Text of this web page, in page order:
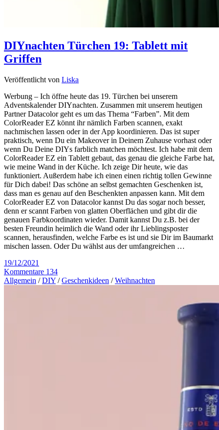
DIYnachten Türchen 19: Tablett mit
Griffen
Veröffentlicht von Liska
Werbung – Ich öffne heute das 19. Türchen bei unserem
Adventskalender DIYnachten. Zusammen mit unserem heutigen
Partner Datacolor geht es um das Thema “Farben”. Mit dem
ColorReader EZ könnt ihr nämlich Farben scannen, exakt
nachmischen lassen oder in der App koordinieren. Das ist super
praktisch, wenn Du ein Makeover in Deinem Zuhause vorhast oder
wenn Du Deine DIYs farblich matchen möchtest. Ich habe mit dem
ColorReader EZ ein Tablett gebaut, das genau die gleiche Farbe hat,
wie meine Wand in der Küche. Ich zeige Dir heute, wie das
funktioniert. Außerdem habe ich einen einen richtig tollen Gewinne
für Dich dabei! Das schöne an selbst gemachten Geschenken ist,
dass man es genau auf den Beschenkten anpassen kann. Mit dem
ColorReader EZ von Datacolor kannst Du das sogar noch besser,
denn er scannt Farben von glatten Oberflächen und gibt dir die
genauen Farbkoordinaten wieder. Damit kannst Du z.B. bei der
besten Freundin heimlich die Wand oder ihr Lieblingsposter
scannen, herausfinden, welche Farbe es ist und sie Dir im Baumarkt
mischen lassen. Oder Du wählst aus der umfangreichen …
19/12/2021
Kommentare 134
Allgemein /DIY /Geschenkideen /Weihnachten